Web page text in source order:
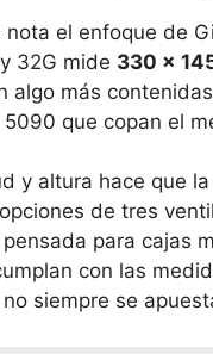
el enfoque de
32G mide 330 x
algo más
que copan el
y altura hace que
de tres
para cajas
con las
siempre se